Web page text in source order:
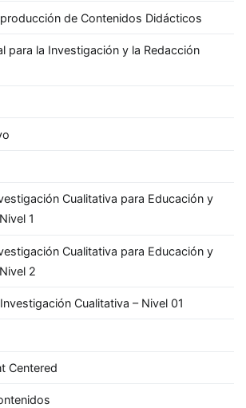
de Contenidos Didácticos
para la Investigación y la Redacción
Cualitativa para Educación y
1
Cualitativa para Educación y
2
Cualitativa – Nivel 01
Centered